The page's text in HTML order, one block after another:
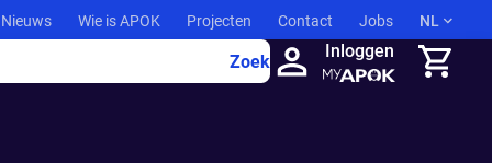
Nieuws Wie is APOK Projecten Contact Jobs NL
Zoek
Inloggen